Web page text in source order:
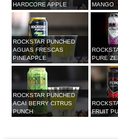
HARDCORE APPLE
MANGO
ROCKSTAR PUNCHED
AGUAS FRESCAS
PINEAPPLE
PURE
ROCKSTAR PUNCHED
ACAI BERRY CITRUS
PUNCH
FRUIT